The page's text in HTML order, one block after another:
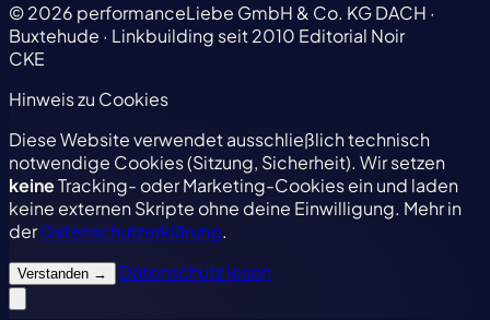
© 2026 performanceLiebe GmbH & Co. KGDACH ·
Buxtehude · Linkbuilding seit 2010 Editorial Noir
CKE
Hinweis zu Cookies
Diese Website verwendet ausschließlich technisch
notwendige Cookies (Sitzung, Sicherheit). Wir setzen
keineTracking- oder Marketing-Cookies ein und laden
keine externen Skripte ohne deine Einwilligung. Mehr in
derDatenschutzerklärung.
Verstanden → Datenschutz lesen